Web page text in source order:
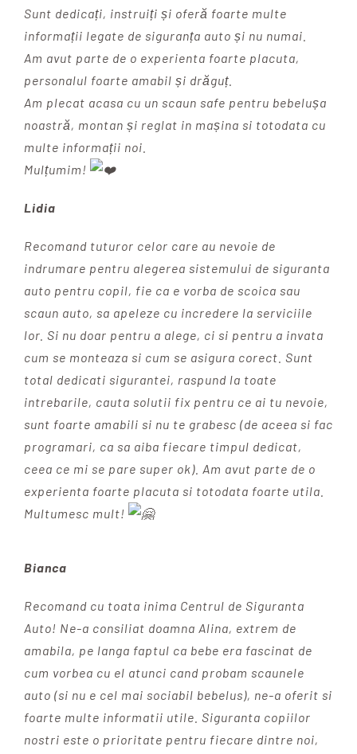
Sunt dedicați, instruiți și oferă foarte multe
informații legate de siguranța auto și nu numai.
Am avut parte de o experienta foarte placuta,
personalul foarte amabil și drăguț.
Am plecat acasa cu un scaun safe pentru bebelușa
noastră, montan și reglat in mașina si totodata cu
multe informații noi.
Mulțumim!
Lidia
Recomand tuturor celor care au nevoie de
indrumare pentru alegerea sistemului de siguranta
auto pentru copil, fie ca e vorba de scoica sau
scaun auto, sa apeleze cu incredere la serviciile
lor. Si nu doar pentru a alege, ci si pentru a invata
cum se monteaza si cum se asigura corect. Sunt
total dedicati sigurantei, raspund la toate
intrebarile, cauta solutii fix pentru ce ai tu nevoie,
sunt foarte amabili si nu te grabesc (de aceea si fac
programari, ca sa aiba fiecare timpul dedicat,
ceea ce mi se pare super ok). Am avut parte de o
experienta foarte placuta si totodata foarte utila.
Multumesc mult!
Bianca
Recomand cu toata inima Centrul de Siguranta
Auto! Ne-a consiliat doamna Alina, extrem de
amabila, pe langa faptul ca bebe era fascinat de
cum vorbea cu el atunci cand probam scaunele
auto (si nu e cel mai sociabil bebelus), ne-a oferit si
foarte multe informatii utile. Siguranta copiilor
nostri este o prioritate pentru fiecare dintre noi,